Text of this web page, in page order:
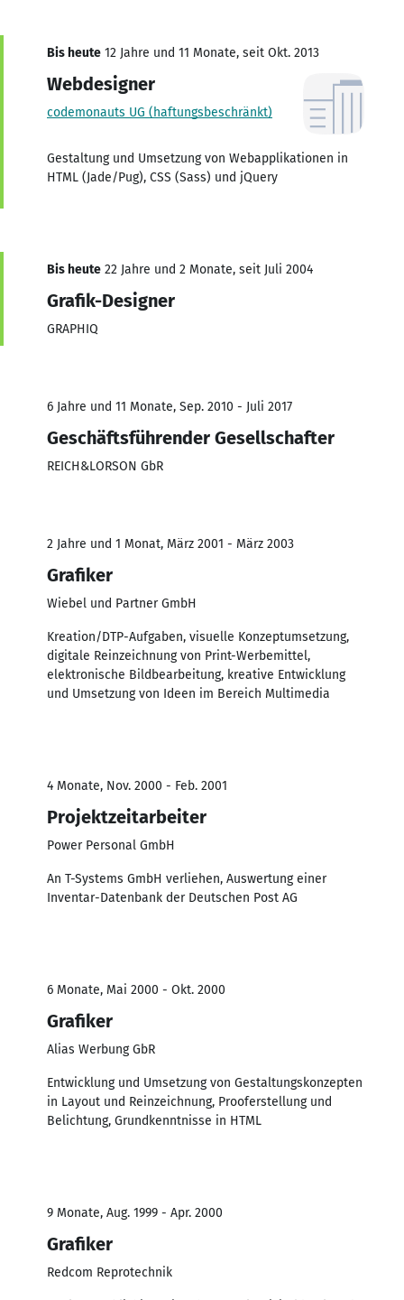
Bis heute 12 Jahre und 11 Monate, seit Okt. 2013
Webdesigner
codemonauts UG (haftungsbeschränkt)
Gestaltung und Umsetzung von Webapplikationen in
HTML (Jade/Pug), CSS (Sass) und jQuery
Bis heute 22 Jahre und 2 Monate, seit Juli 2004
Grafik-Designer
GRAPHIQ
6 Jahre und 11 Monate, Sep. 2010 - Juli 2017
Geschäftsführender Gesellschafter
REICH&LORSON GbR
2 Jahre und 1 Monat, März 2001 - März 2003
Grafiker
Wiebel und Partner GmbH
Kreation/DTP-Aufgaben, visuelle Konzeptumsetzung,
digitale Reinzeichnung von Print-Werbemittel,
elektronische Bildbearbeitung, kreative Entwicklung
und Umsetzung von Ideen im Bereich Multimedia
4 Monate, Nov. 2000 - Feb. 2001
Projektzeitarbeiter
Power Personal GmbH
An T-Systems GmbH verliehen, Auswertung einer
Inventar-Datenbank der Deutschen Post AG
6 Monate, Mai 2000 - Okt. 2000
Grafiker
Alias Werbung GbR
Entwicklung und Umsetzung von Gestaltungskonzepten
in Layout und Reinzeichnung, Prooferstellung und
Belichtung, Grundkenntnisse in HTML
9 Monate, Aug. 1999 - Apr. 2000
Grafiker
Redcom Reprotechnik